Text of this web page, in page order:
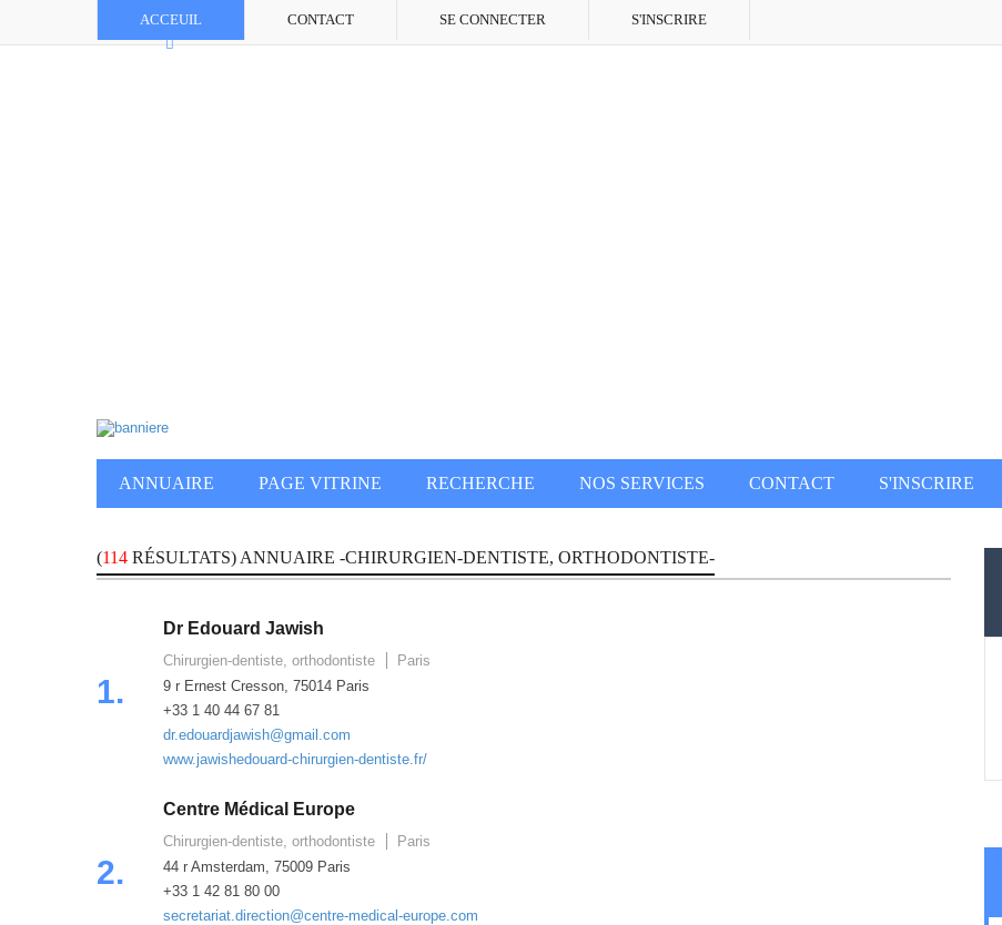
ACCEUIL CONTACT SE CONNECTER S'INSCRIRE
ANNUAIRE PAGE VITRINE RECHERCHE NOS SERVICES CONTACT S'INSCRIRE
(114 RÉSULTATS) ANNUAIRE -CHIRURGIEN-DENTISTE, ORTHODONTISTE-
1.
Dr Edouard Jawish
Chirurgien-dentiste, orthodontiste
Paris
9 r Ernest Cresson, 75014 Paris
+33 1 40 44 67 81
dr.edouardjawish@gmail.com
www.jawishedouard-chirurgien-dentiste.fr/
2.
Centre Médical Europe
Chirurgien-dentiste, orthodontiste
Paris
44 r Amsterdam, 75009 Paris
+33 1 42 81 80 00
secretariat.direction@centre-medical-europe.com